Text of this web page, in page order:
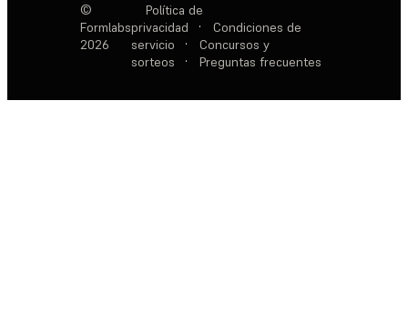
©
Formlabs
2026
Política de
privacidad
·
Condiciones de
servicio
·
Concursos y
sorteos
· Preguntas frecuentes